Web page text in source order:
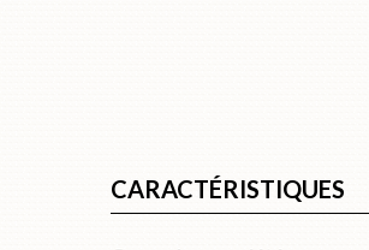
CARACTÉRISTIQUES